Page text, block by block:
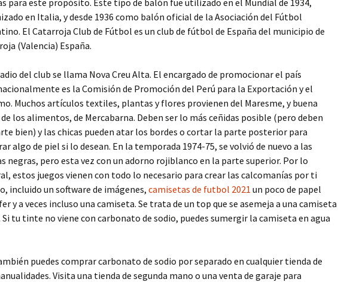
para este propósito. Este tipo de balón fue utilizado en el Mundial de 1934,
en Italia, y desde 1936 como balón oficial de la Asociación del Fútbol
El Catarroja Club de Fútbol es un club de fútbol de España del municipio de
(Valencia) España.
del club se llama Nova Creu Alta. El encargado de promocionar el país
es la Comisión de Promoción del Perú para la Exportación y el
Muchos artículos textiles, plantas y flores provienen del Maresme, y buena
los alimentos, de Mercabarna. Deben ser lo más ceñidas posible (pero deben
bien) y las chicas pueden atar los bordes o cortar la parte posterior para
algo de piel si lo desean. En la temporada 1974-75, se volvió de nuevo a las
negras, pero esta vez con un adorno rojiblanco en la parte superior. Por lo
estos juegos vienen con todo lo necesario para crear las calcomanías por ti
incluido un software de imágenes, camisetas de futbol 2021 un poco de papel
y a veces incluso una camiseta. Se trata de un top que se asemeja a una camiseta
tu tinte no viene con carbonato de sodio, puedes sumergir la camiseta en agua
puedes comprar carbonato de sodio por separado en cualquier tienda de
Visita una tienda de segunda mano o una venta de garaje para